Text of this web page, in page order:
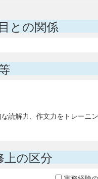
との関係
読解力、作文力をトレーニン
上の区分